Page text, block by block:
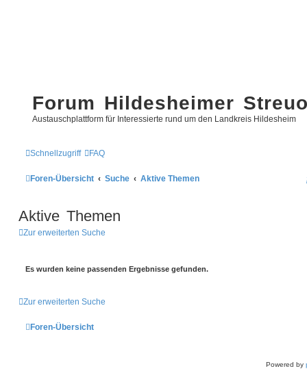
Forum Hildesheimer
Austauschplattform für Interessierte rund um den Landkreis Hildesheim
Schnellzugriff FAQ
Foren-Übersicht Suche Aktive Themen
Aktive Themen
Zur erweiterten Suche
Es wurden keine passenden Ergebnisse gefunden.
Zur erweiterten Suche
Foren-Übersicht
Powered by